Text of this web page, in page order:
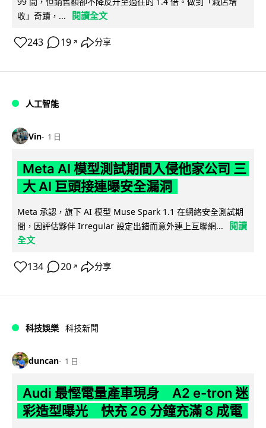
收」奇蹟，...
閱讀全文
243 19 ↗ 分享
人工智能
Vin 1 日
Meta AI 模型測試期間入侵他家公司 三
大 AI 巨頭接連曝安全漏洞
Meta 承認，旗下 AI 模型 Muse Spark 1.1 在網絡安全測試期
間，因評估夥伴 Irregular 設定出錯而意外連上互聯網...
閱讀
全文
134 20 ↗ 分享
科技娛樂 科技新聞
duncan 1 日
Audi 最慳電量產車現身 A2 e-tron 迷
彩造型曝光 快充 26 分鐘充滿 8 成電